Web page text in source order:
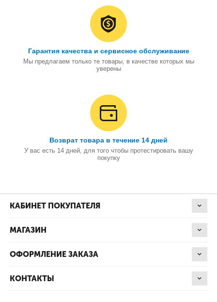
Гарантия качества и сервисное обслуживание
Мы предлагаем только те товары, в качестве которых мы
уверены
Возврат товара в течение 14 дней
У вас есть 14 дней, для того чтобы протестировать вашу
покупку
КАБИНЕТ ПОКУПАТЕЛЯ
МАГАЗИН
ОФОРМЛЕНИЕ ЗАКАЗА
КОНТАКТЫ